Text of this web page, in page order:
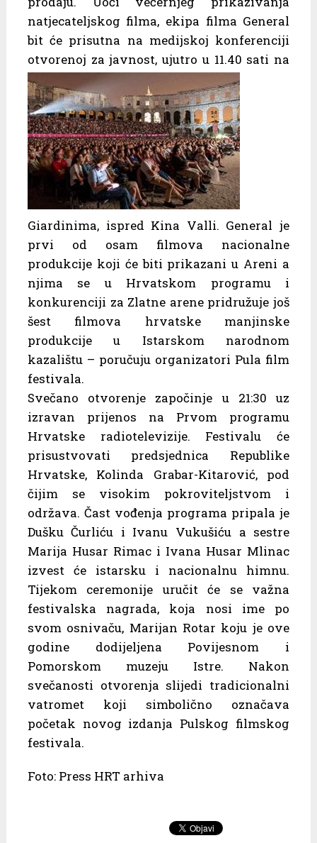
natjecateljskog filma, ekipa filma General
bit će prisutna na medijskoj konferenciji
otvorenoj za javnost, ujutro u 11.40 sati na
Giardinima, ispred Kina Valli. General je
prvi od osam filmova nacionalne
produkcije koji će biti prikazani u Areni a
njima se u Hrvatskom programu i
konkurenciji za Zlatne arene pridružuje još
šest filmova hrvatske manjinske
produkcije u Istarskom narodnom
kazalištu – poručuju organizatori Pula film
festivala.
Svečano otvorenje započinje u 21:30 uz
izravan prijenos na Prvom programu
Hrvatske radiotelevizije. Festivalu će
prisustvovati predsjednica Republike
Hrvatske, Kolinda Grabar-Kitarović, pod
čijim se visokim pokroviteljstvom i
održava. Čast vođenja programa pripala je
Dušku Čurliću i Ivanu Vukušiću a sestre
Marija Husar Rimac i Ivana Husar Mlinac
izvest će istarsku i nacionalnu himnu.
Tijekom ceremonije uručit će se važna
festivalska nagrada, koja nosi ime po
svom osnivaču, Marijan Rotar koju je ove
godine dodijeljena Povijesnom i
Pomorskom muzeju Istre. Nakon
svečanosti otvorenja slijedi tradicionalni
vatromet koji simbolično označava
početak novog izdanja Pulskog filmskog
festivala.
Foto: Press HRT arhiva